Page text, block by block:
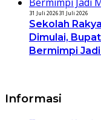
31 Juli 202631 Juli 2026
Sekolah
Dimulai,
Bermimpi
Informasi